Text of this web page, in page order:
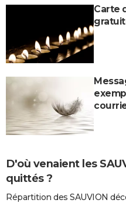
Carte
D'où venaient les
quittés ?
Répartition des SAUVION